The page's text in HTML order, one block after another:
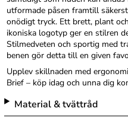
utformade påsen framtill
onödigt tryck. Ett brett, plant
ikoniska logotyp ger en stilren
Stilmedveten och sportig med
benen gör detta till en given
Upplev skillnaden med
Brief – köp idag och unna dig
Material & tvättråd